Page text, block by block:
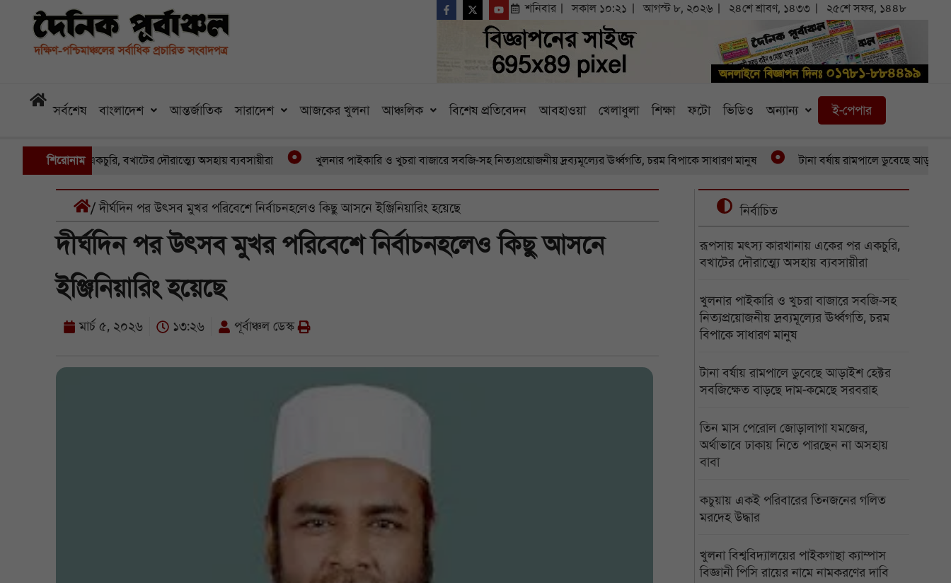
শনিবার সকাল ১০:২১ আগস্ট ৮, ২০২৬ ২৪শে শ্রাবণ, ১৪৩৩ ২৫শে সফর, ১৪৪৮
সর্বশেষ বাংলাদেশ আন্তর্জাতিক সারাদেশ আজকের খুলনা আঞ্চলিক বিশেষ প্রতিবেদন আবহাওয়া খেলাধুলা শিক্ষা ফটো ভিডিও অন্যান্য ই-পেপার
শিরোনাম
একের পর একচুরি, বখাটের দৌরাত্ম্যে অসহায় ব্যবসায়ীরা খুলনার পাইকারি ও খুচরা বাজারে সবজি-সহ নিত্যপ্রয়োজনীয় দ্রব্যমূল্যের ঊর্ধ্বগতি, চরম বিপাকে সাধারণ মানুষ টানা বর্ষায় রামপালে ডুবেছে আড়াইশ হেক্টর
/ দীর্ঘদিন পর উৎসব মুখর পরিবেশে নির্বাচনহলেও কিছু আসনে ইঞ্জিনিয়ারিং হয়েছে
দীর্ঘদিন পর উৎসব মুখর পরিবেশে নির্বাচনহলেও কিছু আসনে
ইঞ্জিনিয়ারিং হয়েছে
মার্চ ৫, ২০২৬ ১৩:২৬ পূর্বাঞ্চল ডেস্ক
নির্বাচিত
রূপসায় মৎস্য কারখানায় একের পর একচুরি,
বখাটের দৌরাত্ম্যে অসহায় ব্যবসায়ীরা
খুলনার পাইকারি ও খুচরা বাজারে সবজি-সহ
নিত্যপ্রয়োজনীয় দ্রব্যমূল্যের ঊর্ধ্বগতি, চরম
বিপাকে সাধারণ মানুষ
টানা বর্ষায় রামপালে ডুবেছে আড়াইশ হেক্টর
সবজিক্ষেত বাড়ছে দাম-কমেছে সরবরাহ
তিন মাস পেরোল জোড়ালাগা যমজের,
অর্থাভাবে ঢাকায় নিতে পারছেন না অসহায়
বাবা
কচুয়ায় একই পরিবারের তিনজনের গলিত
মরদেহ উদ্ধার
খুলনা বিশ্ববিদ্যালয়ের পাইকগাছা ক্যাম্পাস
বিজ্ঞানী পিসি রায়ের নামে নামকরণের দাবি